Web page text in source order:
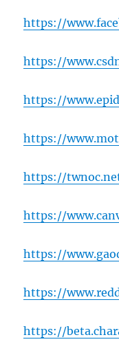
https://
https://
https://
https://
https://
https://
https://
https://
https://